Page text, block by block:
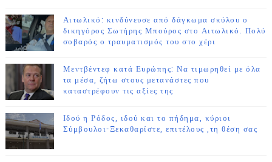
Αιτωλικό: κινδύνευσε από δάγκωμα σκύλου ο
δικηγόρος Σωτήρης Μπούρος στο Αιτωλικό. Πολύ
σοβαρός ο τραυματισμός του στο χέρι
Μεντβέντεφ κατά Ευρώπης: Να τιμωρηθεί με όλα
τα μέσα, ζήτω στους μετανάστες που
καταστρέφουν τις αξίες της
Ιδού η Ρόδος, ιδού και το πήδημα, κύριοι
Σύμβουλοι-Ξεκαθαρίστε, επιτέλους ,τη θέση σας